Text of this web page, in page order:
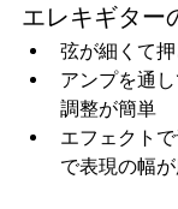
エレキギター
弦が細くて
アンプを通
調整が簡単
エフェクト
で表現の幅